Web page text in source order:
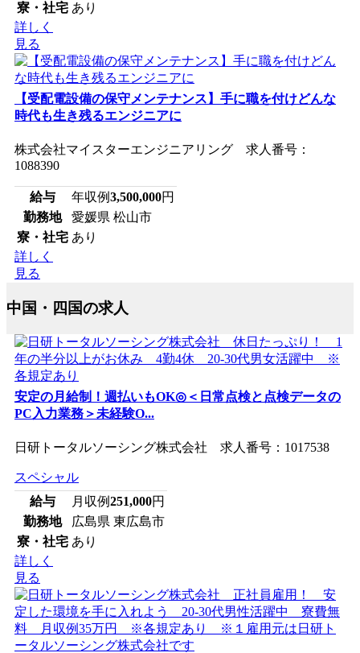
寮・社宅 あり
詳しく
見る
【受配電設備の保守メンテナンス】手に職を付けどんな
時代も生き残るエンジニアに
株式会社マイスターエンジニアリング 求人番号：
1088390
給与 年収例3,500,000円
勤務地
愛媛県 松山市
寮・社宅 あり
詳しく
見る
中国・四国の求人
安定の月給制！週払いもOK◎＜日常点検と点検データの
PC入力業務＞未経験O...
日研トータルソーシング株式会社 求人番号：1017538
スペシャル
給与
月収例251,000円
勤務地
広島県 東広島市
寮・社宅 あり
詳しく
見る